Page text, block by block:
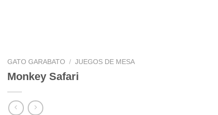
GATO GARABATO / JUEGOS DE MESA
Monkey Safari